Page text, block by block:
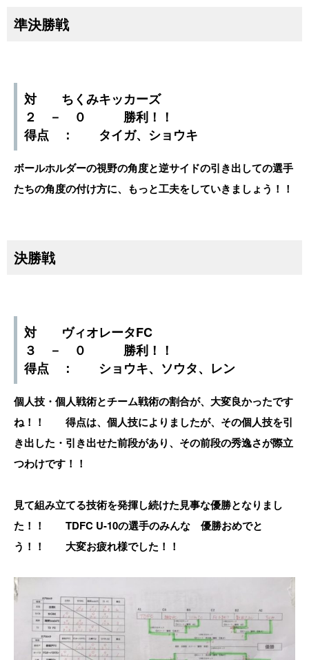
準決勝戦
対 ちくみキッカーズ
２ － ０ 勝利！！
得点 ： タイガ、ショウキ
ボールホルダーの視野の角度と逆サイドの引き出しての選手
たちの角度の付け方に、もっと工夫をしていきましょう！！
決勝戦
対 ヴィオレータFC
３ － ０ 勝利！！
得点 ： ショウキ、ソウタ、レン
個人技・個人戦術とチーム戦術の割合が、大変良かったです
ね！！ 得点は、個人技によりましたが、その個人技を引
き出した・引き出せた前段があり、その前段の秀逸さが際立
つわけです！！
見て組み立てる技術を発揮し続けた見事な優勝となりまし
た！！ TDFC U-10の選手のみんな 優勝おめでと
う！！ 大変お疲れ様でした！！